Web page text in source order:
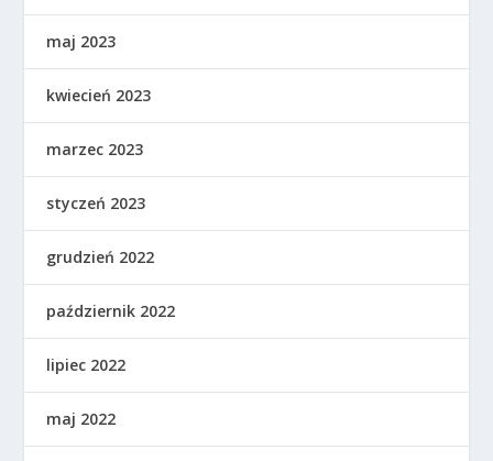
maj 2023
kwiecień 2023
marzec 2023
styczeń 2023
grudzień 2022
październik 2022
lipiec 2022
maj 2022